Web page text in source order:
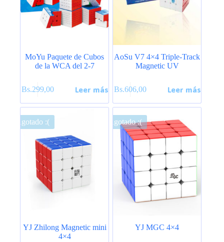
MoYu Paquete de Cubos
de la WCA del 2-7
Bs.299,00 Leer más
AoSu V7 4×4 Triple-Track
Magnetic UV
Bs.606,00 Leer más
Agotado :(
YJ Zhilong Magnetic mini
4×4
Agotado :(
YJ MGC 4×4